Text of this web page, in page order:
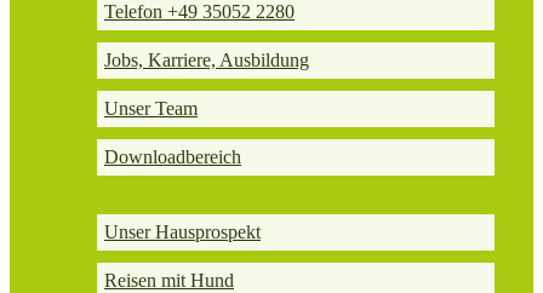
Telefon +49 35052 2280
Jobs, Karriere, Ausbildung
Unser Team
Downloadbereich
Unser Hausprospekt
Reisen mit Hund